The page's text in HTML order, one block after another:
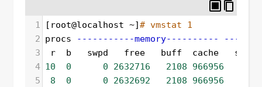
1 [root@localhost ~]# vmstat 1
2 procs -----------memory----------
---
3
r  b   swpd   free   buff  cache
4 10 0 0 2632716 2108 966956
5
8 0 0 2632692 2108 966956